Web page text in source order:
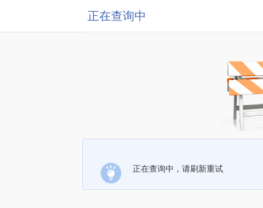
正在查询中
正在查询中，请刷新重试